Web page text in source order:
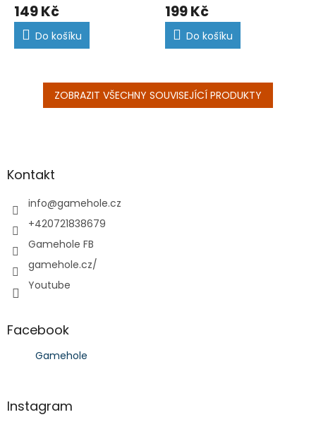
149 Kč
Do košíku
199 Kč
Do košíku
ZOBRAZIT VŠECHNY SOUVISEJÍCÍ PRODUKTY
aKontakt
info@gamehole.cz
+420721838679
Gamehole FB
gamehole.cz/
Youtube
Facebook
Gamehole
Instagram